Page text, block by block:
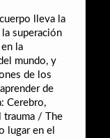
lleva la
superación
la
mundo, y
de los
de
Cerebro,
trauma / The
lugar en el